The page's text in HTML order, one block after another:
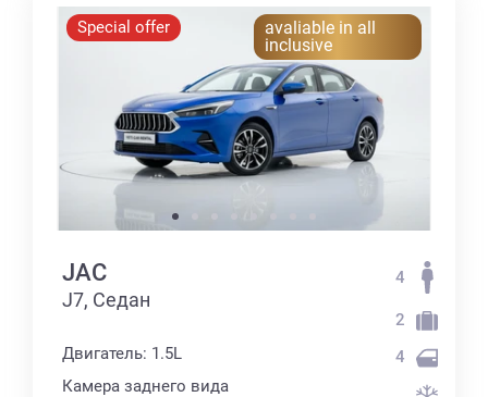
Special offer
avaliable in all
inclusive
JAC
J7, Седан
Двигатель: 1.5L
Камера заднего вида
4
2
4